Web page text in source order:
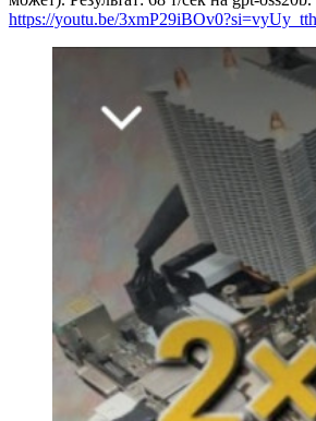
https://youtu.be/